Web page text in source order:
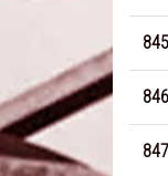
845
846
847